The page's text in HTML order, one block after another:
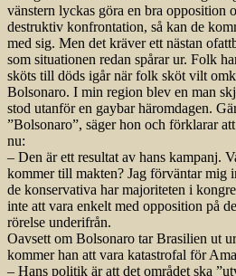
vänstern lyckas göra en bra opposition
destruktiv konfrontation, så kan de
med sig. Men det kräver ett nästan
som situationen redan spårar ur. Folk
sköts till döds igår när folk sköt vilt
Bolsonaro. I min region blev en man
stod utanför en gaybar häromdagen.
”Bolsonaro”, säger hon och förklarar
nu:
– Den är ett resultat av hans kampanj.
kommer till makten? Jag förväntar mig
de konservativa har majoriteten i
inte att vara enkelt med opposition på
rörelse underifrån.
Oavsett om Bolsonaro tar Brasilien ut
kommer han att vara katastrofal för
– Hans politik är att det området ska